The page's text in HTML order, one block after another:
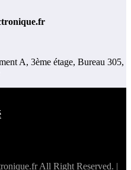
A, 3ème étage, Bureau 305,
All Right Reserved. |